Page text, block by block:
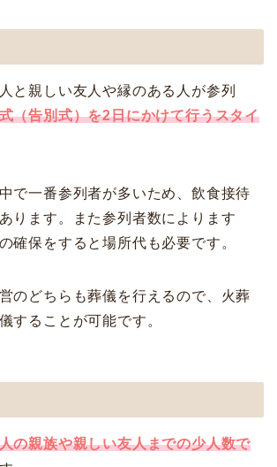
と親しい友人や縁のある人が参列
（告別式）を2日にかけて行うスタイ
で一番参列者が多いため、飲食接待
ります。また参列者数によります
確保をすると場所代も必要です。
のどちらも葬儀を行えるので、火葬
することが可能です。
の親族や親しい友人までの少人数で